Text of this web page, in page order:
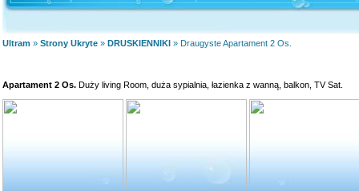
Ultram » Strony Ukryte » DRUSKIENNIKI » Draugyste Apartament 2 Os.
Apartament 2 Os. Duży living Room, duża sypialnia, łazienka z wanną, balkon, TV Sat.